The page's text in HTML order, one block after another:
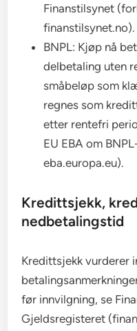
Finanstilsynet
finanstilsynet.no).
BNPL: Kjøp nå
delbetaling uten
småbeløp som
regnes som
etter rentefri
EU EBA om
eba.europa.eu).
Kredittsjekk,
nedbetalingstid
Kredittsjekk vurderer
før innvilgning, se
Gjeldsregisteret